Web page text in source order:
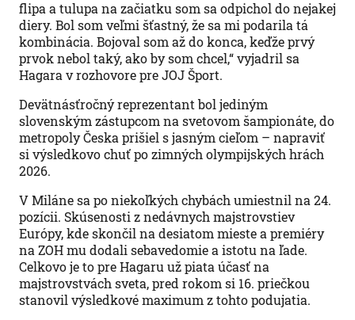
flipa a tulupa na začiatku som sa odpichol do nejakej
diery. Bol som veľmi šťastný, že sa mi podarila tá
kombinácia. Bojoval som až do konca, keďže prvý
prvok nebol taký, ako by som chcel,“ vyjadril sa
Hagara v rozhovore pre JOJ Šport.
Devätnásťročný reprezentant bol jediným
slovenským zástupcom na svetovom šampionáte, do
metropoly Česka prišiel s jasným cieľom – napraviť
si výsledkovo chuť po zimných olympijských hrách
2026.
V Miláne sa po niekoľkých chybách umiestnil na 24.
pozícii. Skúsenosti z nedávnych majstrovstiev
Európy, kde skončil na desiatom mieste a premiéry
na ZOH mu dodali sebavedomie a istotu na ľade.
Celkovo je to pre Hagaru už piata účasť na
majstrovstvách sveta, pred rokom si 16. priečkou
stanovil výsledkové maximum z tohto podujatia.